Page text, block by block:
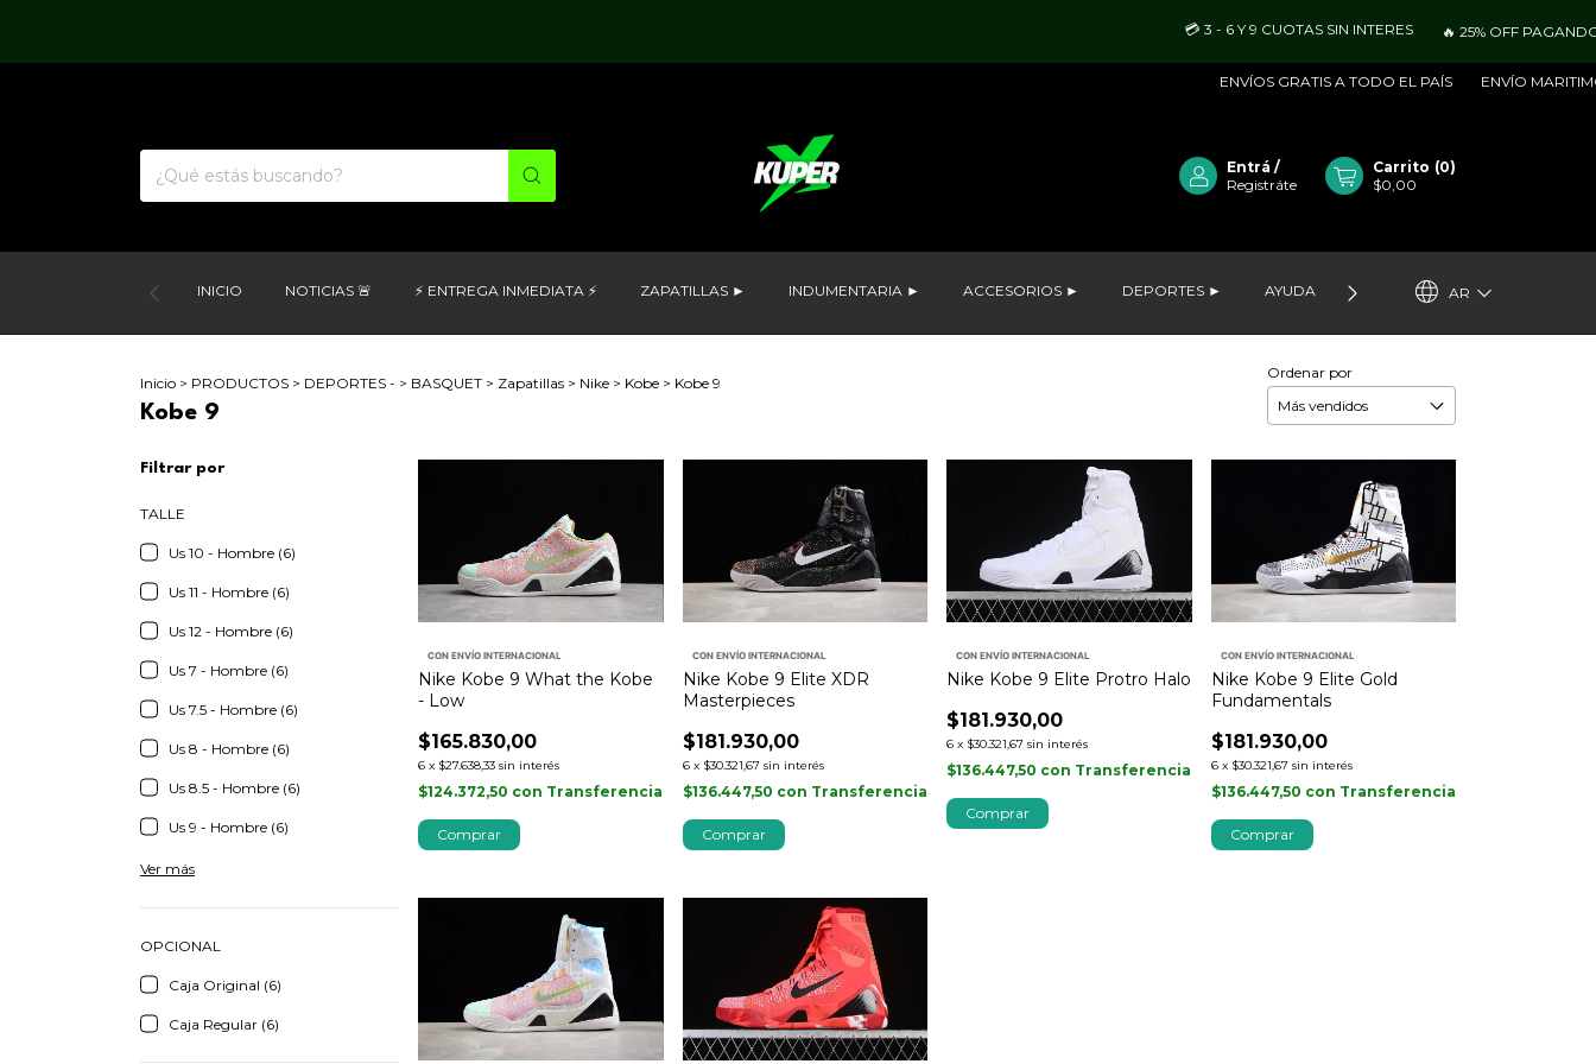
💳 3 - 6 Y 9 CUOTAS SIN INTERES 🔥 25% OFF PAGANDO
ENVÍOS GRATIS A TODO EL PAÍS ENVÍO MARITIMO -
Entrá /
Registráte
Carrito (0)
$0,00
INICIO NOTICIAS 🚨 ⚡ ENTREGA INMEDIATA ⚡ ZAPATILLAS ► INDUMENTARIA ► ACCESORIOS ► DEPORTES ► AYUDA VER LO MÁS NUEVO
AR
Inicio > PRODUCTOS > DEPORTES - > BASQUET > Zapatillas > Nike > Kobe > Kobe 9
Kobe 9
Ordenar por
Filtrar por
TALLE
Us 10 - Hombre (6)
Us 11 - Hombre (6)
Us 12 - Hombre (6)
Us 7 - Hombre (6)
Us 7.5 - Hombre (6)
Us 8 - Hombre (6)
Us 8.5 - Hombre (6)
Us 9 - Hombre (6)
Ver más
OPCIONAL
Caja Original (6)
Caja Regular (6)
CON ENVÍO INTERNACIONAL
Nike Kobe 9 What the Kobe
- Low
$165.830,00
6 x $27.638,33 sin interés
$124.372,50 con Transferencia
Comprar
CON ENVÍO INTERNACIONAL
Nike Kobe 9 Elite XDR
Masterpieces
$181.930,00
6 x $30.321,67 sin interés
$136.447,50 con Transferencia
Comprar
CON ENVÍO INTERNACIONAL
Nike Kobe 9 Elite Protro Halo
$181.930,00
6 x $30.321,67 sin interés
$136.447,50 con Transferencia
Comprar
CON ENVÍO INTERNACIONAL
Nike Kobe 9 Elite Gold
Fundamentals
$181.930,00
6 x $30.321,67 sin interés
$136.447,50 con Transferencia
Comprar